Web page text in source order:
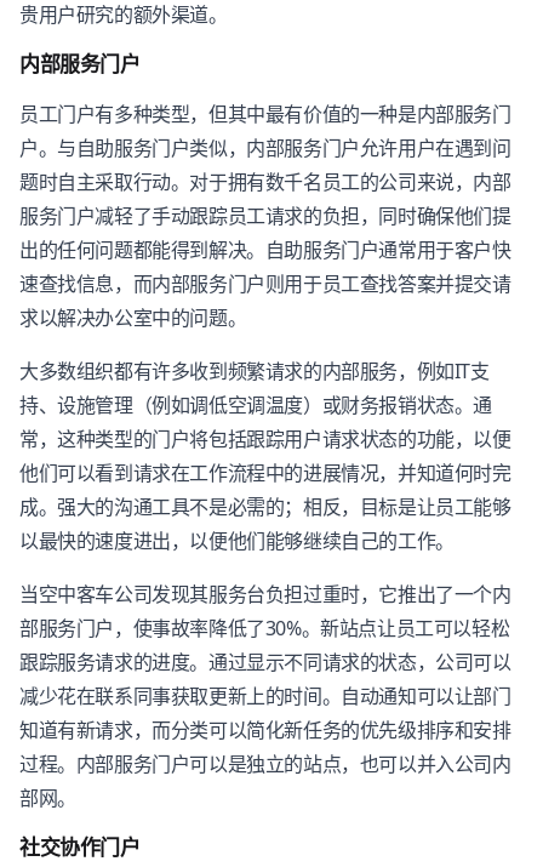
贵用户研究的额外渠道。
内部服务门户
员工门户有多种类型，但其中最有价值的一种是内部服务门
户。与自助服务门户类似，内部服务门户允许用户在遇到问
题时自主采取行动。对于拥有数千名员工的公司来说，内部
服务门户减轻了手动跟踪员工请求的负担，同时确保他们提
出的任何问题都能得到解决。自助服务门户通常用于客户快
速查找信息，而内部服务门户则用于员工查找答案并提交请
求以解决办公室中的问题。
大多数组织都有许多收到频繁请求的内部服务，例如IT支
持、设施管理（例如调低空调温度）或财务报销状态。通
常，这种类型的门户将包括跟踪用户请求状态的功能，以便
他们可以看到请求在工作流程中的进展情况，并知道何时完
成。强大的沟通工具不是必需的；相反，目标是让员工能够
以最快的速度进出，以便他们能够继续自己的工作。
当空中客车公司发现其服务台负担过重时，它推出了一个内
部服务门户，使事故率降低了30%。新站点让员工可以轻松
跟踪服务请求的进度。通过显示不同请求的状态，公司可以
减少花在联系同事获取更新上的时间。自动通知可以让部门
知道有新请求，而分类可以简化新任务的优先级排序和安排
过程。内部服务门户可以是独立的站点，也可以并入公司内
部网。
社交协作门户